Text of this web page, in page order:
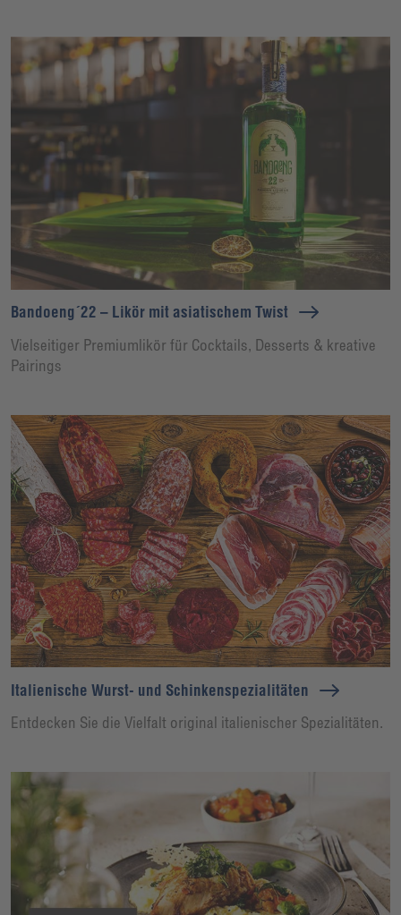
Bandoeng´22 – Likör mit asiatischem Twist
Vielseitiger Premiumlikör für Cocktails, Desserts & kreative
Pairings
Italienische Wurst- und Schinkenspezialitäten
Entdecken Sie die Vielfalt original italienischer Spezialitäten.